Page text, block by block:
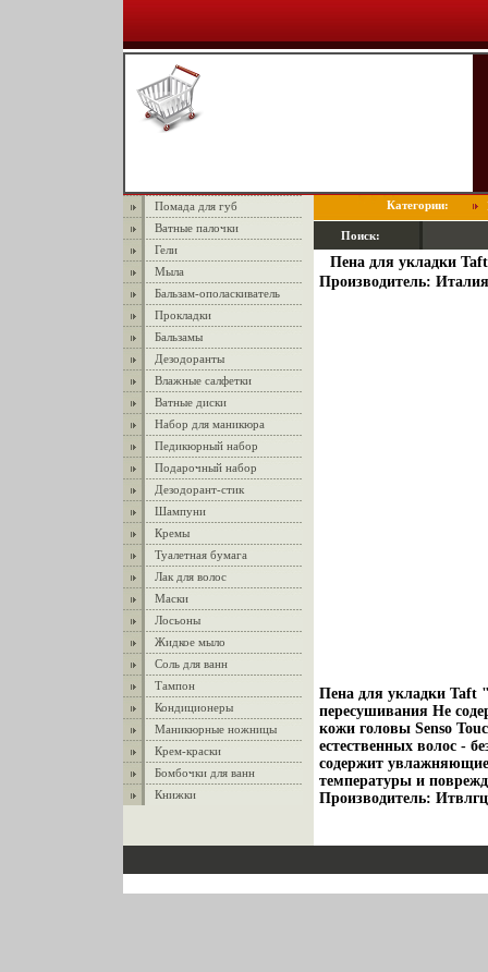
Помада для губ
Ватные палочки
Гели
Мыла
Бальзам-ополаскиватель
Прокладки
Бальзамы
Дезодоранты
Влажные салфетки
Ватные диски
Набор для маникюра
Педикюрный набор
Подарочный набор
Дезодорант-стик
Шампуни
Кремы
Туалетная бумага
Лак для волос
Маски
Лосьоны
Жидкое мыло
Соль для ванн
Тампон
Кондиционеры
Маникюрные ножницы
Крем-краски
Бомбочки для ванн
Книжки
Категории:
Поиск:
Пена для укладки
Производитель:
Пена для укладки Taft
пересушивания Не
кожи головы Senso
естественных волос -
содержит
температуры и
Производитель: